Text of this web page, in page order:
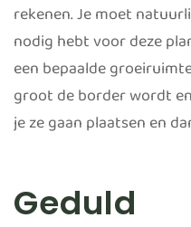
rekenen. Je moet
nodig hebt voor deze
een bepaalde
groot de border wordt
je ze gaan plaatsen en
Geduld